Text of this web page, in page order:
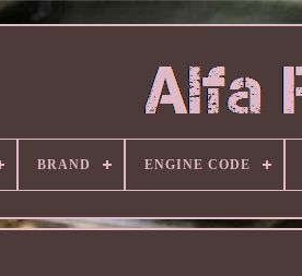
BRAND ENGINE CODE